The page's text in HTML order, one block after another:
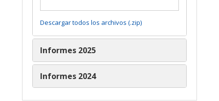
Descargar todos los archivos (.zip)
Informes 2025
Informes 2024